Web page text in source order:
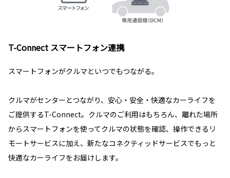
T-Connect スマートフォン連携
スマートフォンがクルマといつでもつながる。
クルマがセンターとつながり、安心・安全・快適なカーライフを
ご提供するT-Connect。クルマのご利用はもちろん、離れた場所
からスマートフォンを使ってクルマの状態を確認、操作できるリ
モートサービスに加え、新たなコネクティッドサービスでもっと
快適なカーライフをお届けします。